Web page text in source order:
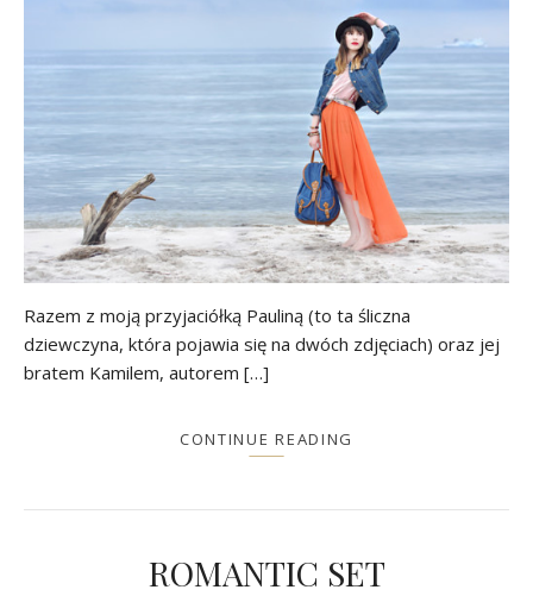
Razem z moją przyjaciółką Pauliną (to ta śliczna
dziewczyna, która pojawia się na dwóch zdjęciach) oraz jej
bratem Kamilem, autorem […]
CONTINUE READING
ROMANTIC SET